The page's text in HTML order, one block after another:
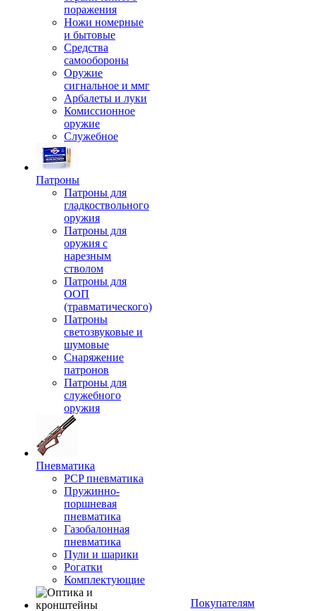
поражения
Ножи номерные
и бытовые
Средства
самообороны
Оружие
сигнальное и ммг
Арбалеты и луки
Комиссионное
оружие
Служебное
Патроны
Патроны для
гладкоствольного
оружия
Патроны для
оружия с
нарезным
стволом
Патроны для
ООП
(травматического)
Патроны
светозвуковые и
шумовые
Снаряжение
патронов
Патроны для
служебного
оружия
Пневматика
PCP пневматика
Пружинно-
поршневая
пневматика
Газобалонная
пневматика
Пули и шарики
Рогатки
Комплектующие
Покупателям